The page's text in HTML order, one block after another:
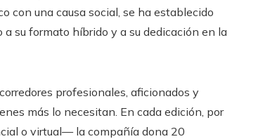
con una causa social, se ha establecido
su formato híbrido y a su dedicación en la
profesionales, aficionados y
más lo necesitan. En cada edición, por
o virtual— la compañía dona 20